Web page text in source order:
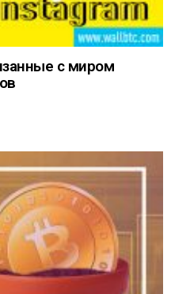
с миром